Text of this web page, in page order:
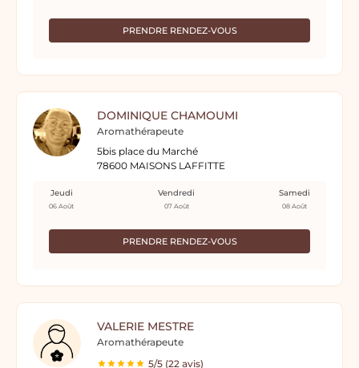
PRENDRE RENDEZ-VOUS
DOMINIQUE CHAMOUMI
Aromathérapeute
5bis place du Marché
78600 MAISONS LAFFITTE
PRENDRE RENDEZ-VOUS
Jeudi
06 Août
Vendredi
07 Août
Samedi
08 Août
VALERIE MESTRE
Aromathérapeute
5/5 (22 avis)